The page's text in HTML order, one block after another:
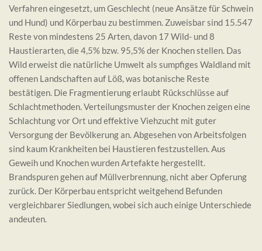
Verfahren eingesetzt, um Geschlecht (neue Ansätze für Schwein
und Hund) und Körperbau zu bestimmen. Zuweisbar sind 15.547
Reste von mindestens 25 Arten, davon 17 Wild- und 8
Haustierarten, die 4,5% bzw. 95,5% der Knochen stellen. Das
Wild erweist die natürliche Umwelt als sumpfiges Waldland mit
offenen Landschaften auf Löß, was botanische Reste
bestätigen. Die Fragmentierung erlaubt Rückschlüsse auf
Schlachtmethoden. Verteilungsmuster der Knochen zeigen eine
Schlachtung vor Ort und effektive Viehzucht mit guter
Versorgung der Bevölkerung an. Abgesehen von Arbeitsfolgen
sind kaum Krankheiten bei Haustieren festzustellen. Aus
Geweih und Knochen wurden Artefakte hergestellt.
Brandspuren gehen auf Müllverbrennung, nicht aber Opferung
zurück. Der Körperbau entspricht weitgehend Befunden
vergleichbarer Siedlungen, wobei sich auch einige Unterschiede
andeuten.